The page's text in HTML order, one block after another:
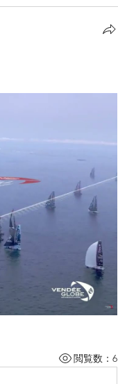
閲覧数：6